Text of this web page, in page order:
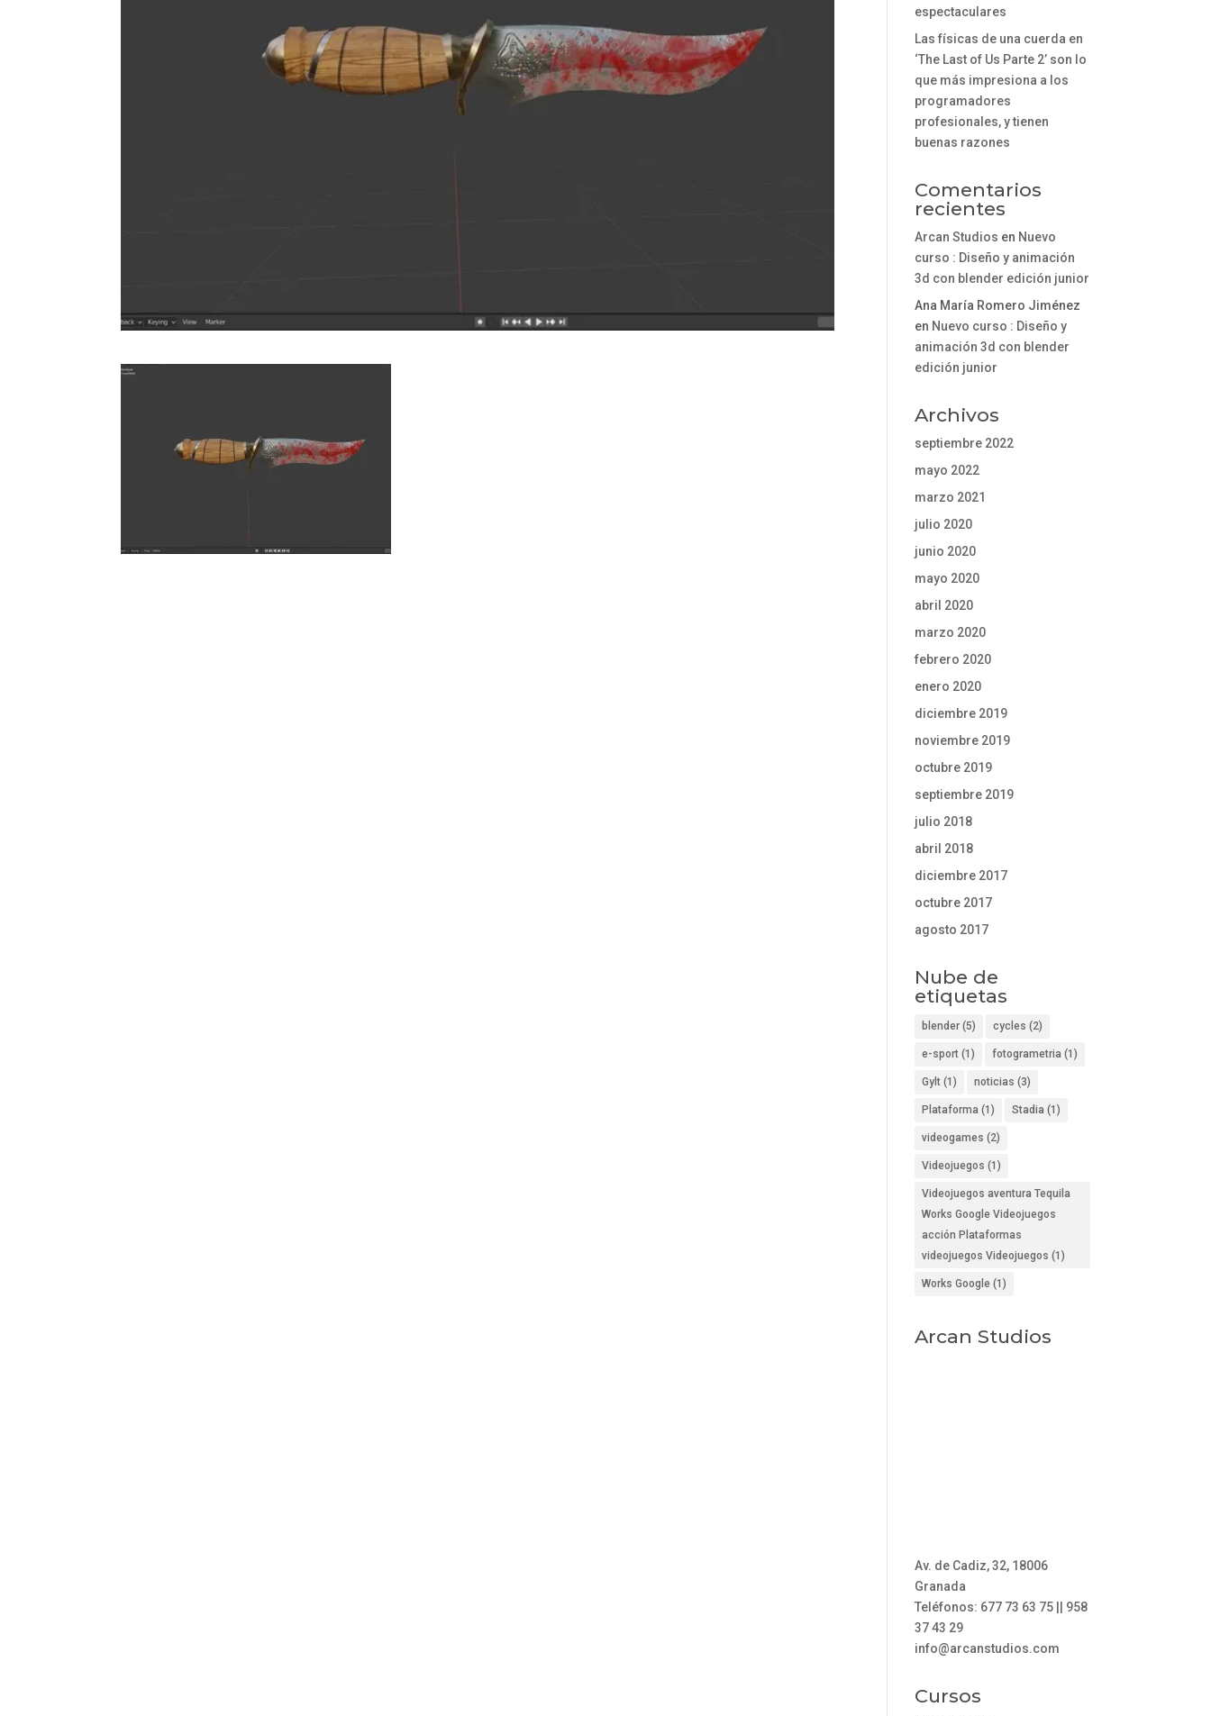
espectaculares
Las físicas de una cuerda en
‘The Last of Us Parte 2’ son lo
que más impresiona a los
programadores
profesionales, y tienen
buenas razones
Comentarios
recientes
Arcan Studios en Nuevo
curso : Diseño y animación
3d con blender edición junior
Ana María Romero Jiménez
en Nuevo curso : Diseño y
animación 3d con blender
edición junior
Archivos
septiembre 2022
mayo 2022
marzo 2021
julio 2020
junio 2020
mayo 2020
abril 2020
marzo 2020
febrero 2020
enero 2020
diciembre 2019
noviembre 2019
octubre 2019
septiembre 2019
julio 2018
abril 2018
diciembre 2017
octubre 2017
agosto 2017
Nube de
etiquetas
blender (5) cycles (2)
e-sport (1) fotogrametria (1)
Gylt (1) noticias (3)
Plataforma (1) Stadia (1)
videogames (2)
Videojuegos (1)
Videojuegos aventura Tequila
Works Google Videojuegos
acción Plataformas
videojuegos Videojuegos (1)
Works Google (1)
Arcan Studios
Av. de Cadiz, 32, 18006
Granada
Teléfonos: 677 73 63 75 || 958
37 43 29
info@arcanstudios.com
Cursos